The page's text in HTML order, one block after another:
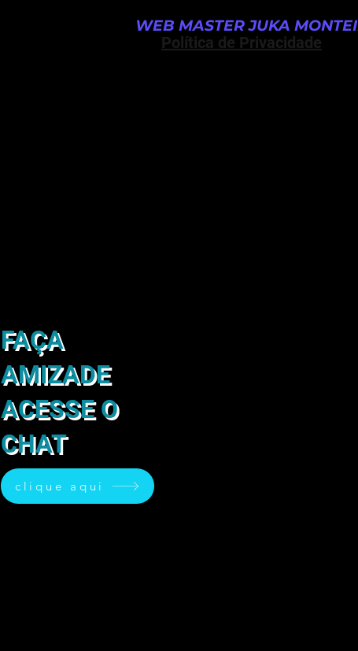
WEB MASTER JUKA
Política de Privacidade
FAÇA
AMIZADE
ACESSE O
CHAT
clique aqui